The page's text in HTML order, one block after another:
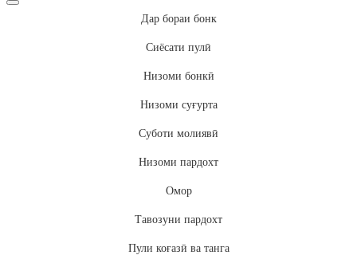
Дар бораи бонк
Сиёсати пулӣ
Низоми бонкӣ
Низоми суғурта
Суботи молиявӣ
Низоми пардохт
Омор
Тавозуни пардохт
Пули коғазӣ ва танга